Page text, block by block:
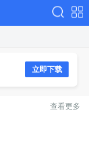
立即下载
查看更多